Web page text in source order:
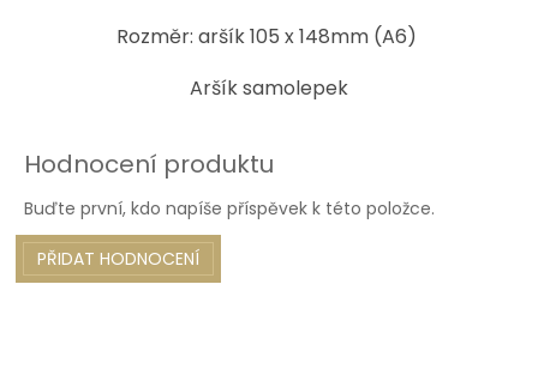
Rozměr: aršík 105 x 148mm (A6)
Aršík samolepek
Hodnocení produktu
Buďte první, kdo napíše příspěvek k této položce.
PŘIDAT HODNOCENÍ